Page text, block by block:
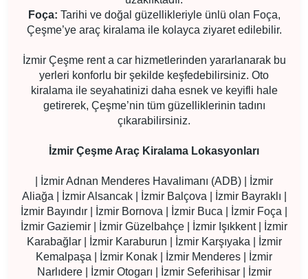
Foça: Tarihi ve doğal güzellikleriyle ünlü olan Foça,
Çeşme’ye araç kiralama ile kolayca ziyaret edilebilir.
İzmir Çeşme rent a car hizmetlerinden yararlanarak bu
yerleri konforlu bir şekilde keşfedebilirsiniz. Oto
kiralama ile seyahatinizi daha esnek ve keyifli hale
getirerek, Çeşme’nin tüm güzelliklerinin tadını
çıkarabilirsiniz.
İzmir Çeşme Araç Kiralama Lokasyonları
| İzmir Adnan Menderes Havalimanı (ADB) | İzmir
Aliağa | İzmir Alsancak | İzmir Balçova | İzmir Bayraklı |
İzmir Bayındır | İzmir Bornova | İzmir Buca | İzmir Foça |
İzmir Gaziemir | İzmir Güzelbahçe | İzmir Işıkkent | İzmir
Karabağlar | İzmir Karaburun | İzmir Karşıyaka | İzmir
Kemalpaşa | İzmir Konak | İzmir Menderes | İzmir
Narlıdere | İzmir Otogarı | İzmir Seferihisar | İzmir